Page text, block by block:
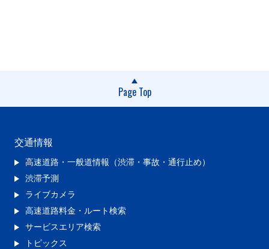
Page Top
交通情報
高速道路・一般道情報（渋滞・事故・通行止め）
渋滞予測
ライブカメラ
高速道路料金・ルート検索
サービスエリア検索
トピックス